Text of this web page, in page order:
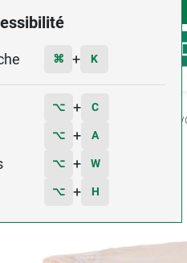
⌘ + K
⌥ + C
⌥ + A
⌥ + W
⌥ + H
2